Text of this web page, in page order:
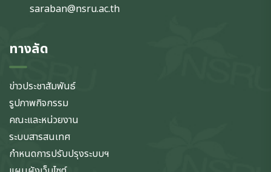
saraban@nsru.ac.th
ทางลัด
ข่าวประชาสัมพันธ์
รูปภาพกิจกรรม
คณะและหน่วยงาน
ระบบสารสนเทศ
กำหนดการปรับปรุงระบบฯ